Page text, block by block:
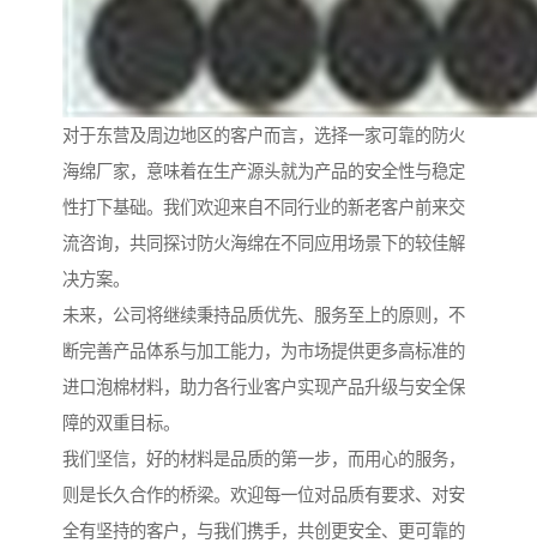
对于东营及周边地区的客户而言，选择一家可靠的防火
海绵厂家，意味着在生产源头就为产品的安全性与稳定
性打下基础。我们欢迎来自不同行业的新老客户前来交
流咨询，共同探讨防火海绵在不同应用场景下的较佳解
决方案。
未来，公司将继续秉持品质优先、服务至上的原则，不
断完善产品体系与加工能力，为市场提供更多高标准的
进口泡棉材料，助力各行业客户实现产品升级与安全保
障的双重目标。
我们坚信，好的材料是品质的第一步，而用心的服务，
则是长久合作的桥梁。欢迎每一位对品质有要求、对安
全有坚持的客户，与我们携手，共创更安全、更可靠的